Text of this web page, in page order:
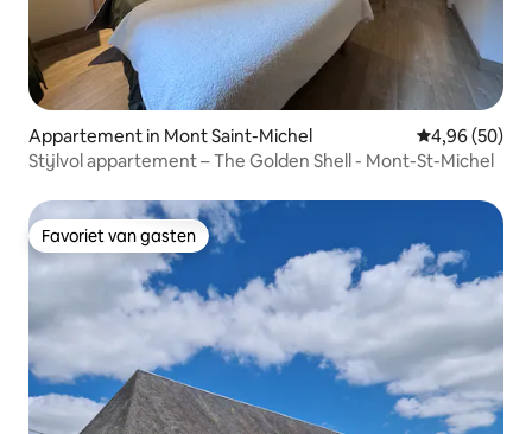
Appartement in Mont Saint-Michel Gemiddelde
4,96 (50)
Stijlvol appartement – The Golden Shell - Mont-St-Michel
Favoriet van gasten
Favoriet van gasten